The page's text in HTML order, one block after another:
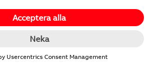
Leverantörsuppgifter
Integritetspolicy
inställningar för cookies